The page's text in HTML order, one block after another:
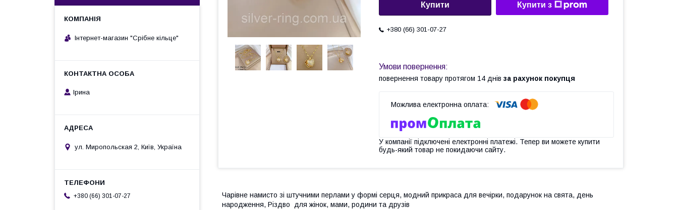
Купити Купити з
+380 (66) 301-07-27
повернення товару протягом 14 днів за рахунок покупця
У компанії підключені електронні платежі. Тепер ви можете купити
будь-який товар не покидаючи сайту.
Чарівне намисто зі штучними перлами у формі серця, модний прикраса для вечірки, подарунок на свята, день
народження, Різдво для жінок, мами, родини та друзів
Інтернет-магазин "Срібне кільце"
Ірина
ул. Миропольская 2, Київ, Україна
+380 (66) 301-07-27